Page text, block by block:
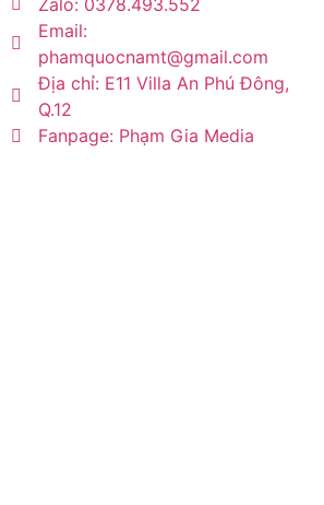
Zalo: 0378.493.552
Email:
phamquocnamt@gmail.com
Địa chỉ: E11 Villa An Phú Đông,
Q.12
Fanpage: Phạm Gia Media